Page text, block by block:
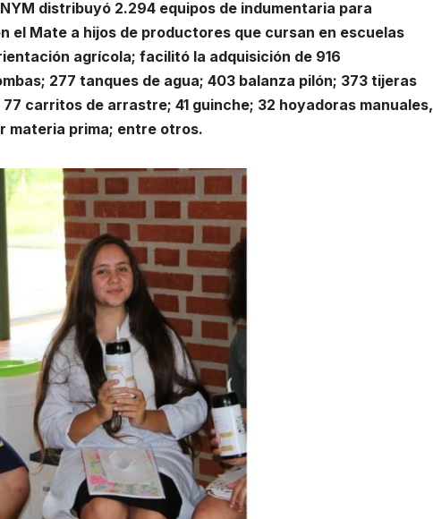
distribuyó 2.294 equipos de indumentaria para
el Mate a hijos de productores que cursan en escuelas
agrícola; facilitó la adquisición de 916
277 tanques de agua; 403 balanza pilón; 373 tijeras
carritos de arrastre; 41 guinche; 32 hoyadoras manuales,
materia prima; entre otros.